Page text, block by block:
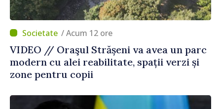
/ Acum 12 ore
VIDEO // Oraşul Strășeni va avea un parc
modern cu alei reabilitate, spații verzi și
zone pentru copii